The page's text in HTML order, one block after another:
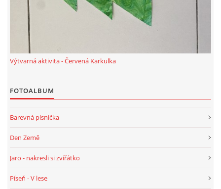
PORTFÓLIO DÍTĚTE
MOTIVAČNÍ CITÁTY PRO UČITELE
PSYCHOHYGIENA PRO UČITELKY
UČITELSKÁ SEBEREFLEXE
Výtvarná aktivita - Červená Karkulka
FOTOALBUM
Barevná písnička
Den Země
Jaro - nakresli si zvířátko
Píseň - V lese